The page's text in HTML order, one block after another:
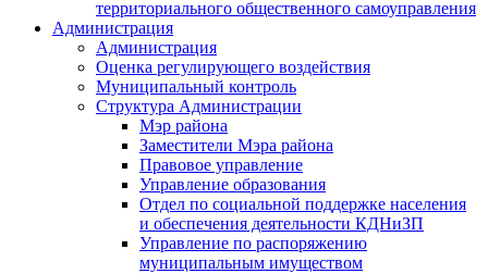
территориального общественного самоуправления
Администрация
Администрация
Оценка регулирующего воздействия
Муниципальный контроль
Структура Администрации
Мэр района
Заместители Мэра района
Правовое управление
Управление образования
Отдел по социальной поддержке населения
и обеспечения деятельности КДНиЗП
Управление по распоряжению
муниципальным имуществом